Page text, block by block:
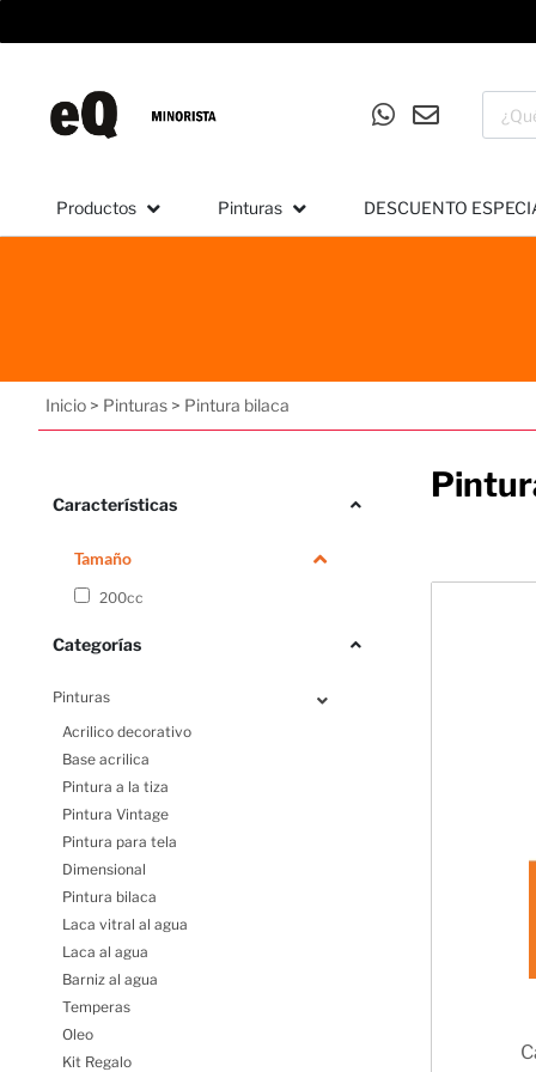
Productos Pinturas DESCUENTO
Inicio > Pinturas > Pintura bilaca
Características
Tamaño
200cc
Categorías
Pinturas
Acrilico decorativo
Base acrilica
Pintura a la tiza
Pintura Vintage
Pintura para tela
Dimensional
Pintura bilaca
Laca vitral al agua
Laca al agua
Barniz al agua
Temperas
Oleo
Kit Regalo